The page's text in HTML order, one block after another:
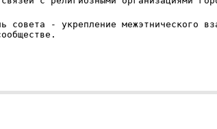
совета - укрепление межэтнического